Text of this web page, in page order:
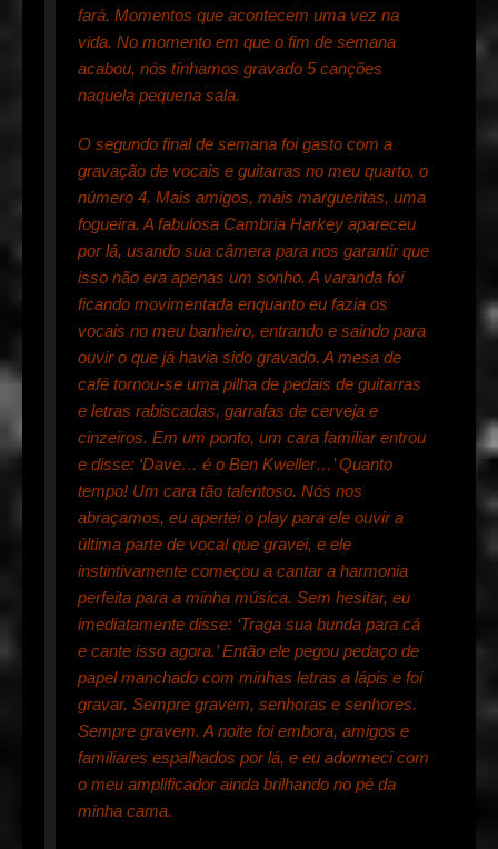
fará. Momentos que acontecem uma vez na
vida. No momento em que o fim de semana
acabou, nós tínhamos gravado 5 canções
naquela pequena sala.
O segundo final de semana foi gasto com a
gravação de vocais e guitarras no meu quarto, o
número 4. Mais amigos, mais margueritas, uma
fogueira. A fabulosa Cambria Harkey apareceu
por lá, usando sua câmera para nos garantir que
isso não era apenas um sonho. A varanda foi
ficando movimentada enquanto eu fazia os
vocais no meu banheiro, entrando e saindo para
ouvir o que já havia sido gravado. A mesa de
café tornou-se uma pilha de pedais de guitarras
e letras rabiscadas, garrafas de cerveja e
cinzeiros. Em um ponto, um cara familiar entrou
e disse: ‘Dave… é o Ben Kweller…’ Quanto
tempo! Um cara tão talentoso. Nós nos
abraçamos, eu apertei o play para ele ouvir a
última parte de vocal que gravei, e ele
instintivamente começou a cantar a harmonia
perfeita para a minha música. Sem hesitar, eu
imediatamente disse: ‘Traga sua bunda para cá
e cante isso agora.’ Então ele pegou pedaço de
papel manchado com minhas letras a lápis e foi
gravar. Sempre gravem, senhoras e senhores.
Sempre gravem. A noite foi embora, amigos e
familiares espalhados por lá, e eu adormeci com
o meu amplificador ainda brilhando no pé da
minha cama.